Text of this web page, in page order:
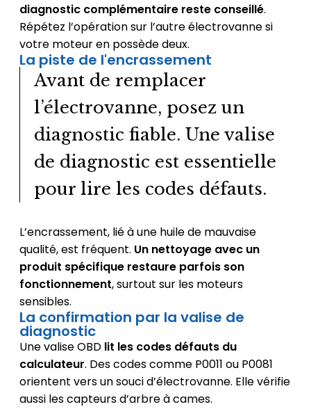
diagnostic complémentaire reste conseillé.
Répétez l’opération sur l’autre électrovanne si
votre moteur en possède deux.
La piste de l'encrassement
Avant de remplacer
l’électrovanne, posez un
diagnostic fiable. Une valise
de diagnostic est essentielle
pour lire les codes défauts.
L’encrassement, lié à une huile de mauvaise
qualité, est fréquent. Un nettoyage avec un
produit spécifique restaure parfois son
fonctionnement, surtout sur les moteurs
sensibles.
La confirmation par la valise de
diagnostic
Une valise OBD lit les codes défauts du
calculateur. Des codes comme P0011 ou P0081
orientent vers un souci d’électrovanne. Elle vérifie
aussi les capteurs d’arbre à cames.